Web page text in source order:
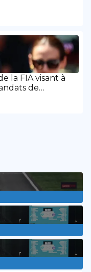
la FIA visant à
de